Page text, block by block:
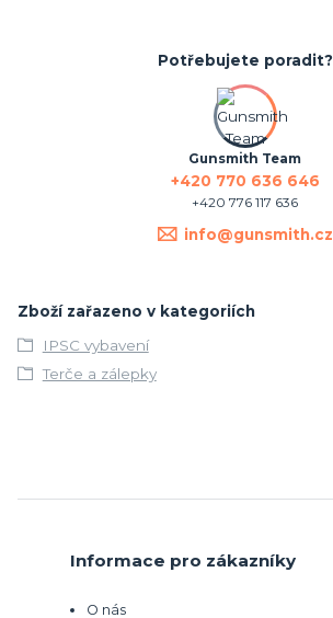
Potřebujete poradit?
Gunsmith Team
+420 770 636 646
+420 776 117 636
info@gunsmith.cz
Zboží zařazeno v kategoriích
IPSC vybavení
Terče a zálepky
Informace pro zákazníky
O nás